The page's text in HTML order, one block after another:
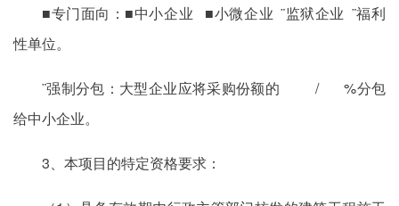
■专门面向：■中小企业 ■小微企业 ¨监狱企业 ¨福利
性单位。
¨强制分包：大型企业应将采购份额的 / %分包
给中小企业。
3、本项目的特定资格要求：